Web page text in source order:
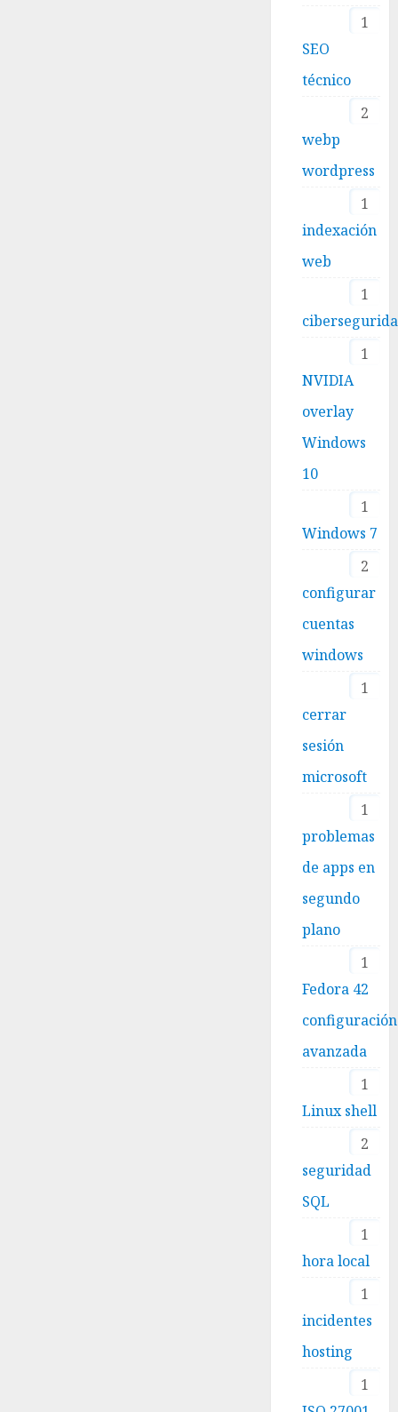
1
SEO
técnico
2
webp
wordpress
1
indexación
web
1
1
NVIDIA
overlay
Windows
10
1
Windows 7
2
configurar
cuentas
windows
1
cerrar
sesión
microsoft
1
problemas
de apps en
segundo
plano
1
Fedora 42
configuración
avanzada
1
Linux shell
2
seguridad
SQL
1
hora local
1
incidentes
hosting
1